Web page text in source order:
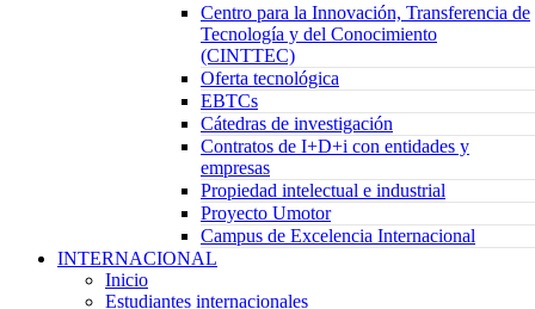
Centro para la Innovación, Transferencia de
Tecnología y del Conocimiento
(CINTTEC)
Oferta tecnológica
EBTCs
Cátedras de investigación
Contratos de I+D+i con entidades y
empresas
Propiedad intelectual e industrial
Proyecto Umotor
Campus de Excelencia Internacional
INTERNACIONAL
Inicio
Estudiantes internacionales